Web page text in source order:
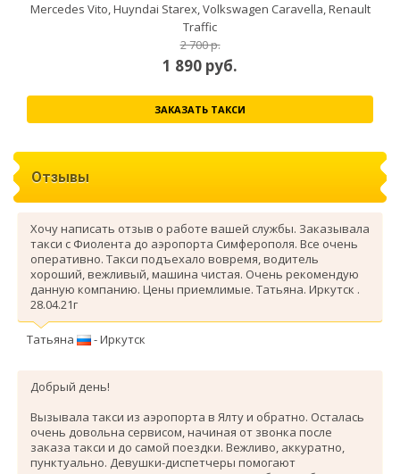
Mercedes Vito, Huyndai Starex, Volkswagen Caravella, Renault
Traffic
2 700 р.
1 890 руб.
ЗАКАЗАТЬ ТАКСИ
Отзывы
Хочу написать отзыв о работе вашей службы. Заказывала
такси с Фиолента до аэропорта Симферополя. Все очень
оперативно. Такси подъехало вовремя, водитель
хороший, вежливый, машина чистая. Очень рекомендую
данную компанию. Цены приемлимые. Татьяна. Иркутск .
28.04.21г
Татьяна - Иркутск
Добрый день!
Вызывала такси из аэропорта в Ялту и обратно. Осталась
очень довольна сервисом, начиная от звонка после
заказа такси и до самой поездки. Вежливо, аккуратно,
пунктуально. Девушки-диспетчеры помогают